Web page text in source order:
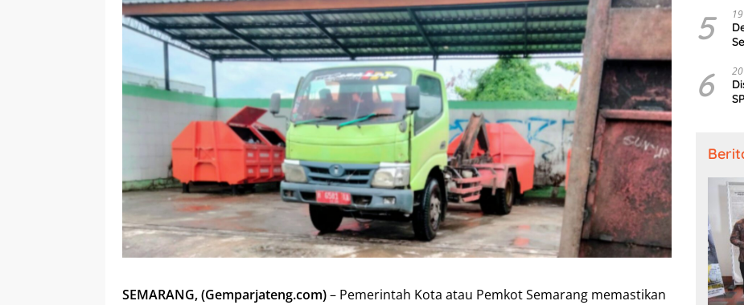
SEMARANG, (Gemparjateng.com)– Pemerintah Kota atau Pemkot Semarang memastikan
5
6